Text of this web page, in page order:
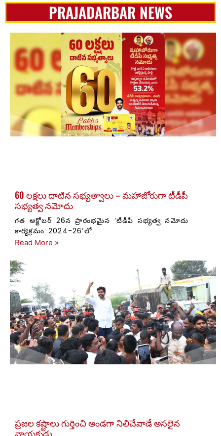
PRAJADARBAR NEWS
60 లక్షలు దాటిన సభ్యత్వాలు – మహాజోరుగా టీడీపీ
సభ్యత్వ నమోదు
గత అక్టోబర్ 26న ప్రారంభమైన ‘టీడీపీ సభ్యత్వ నమోదు
కార్యక్రమం 2024-26’లో
Read More »
ప్రజల కష్టాలు గుర్తించి అండగా నిలిచేవాడే అసలైన
నాయకుడు